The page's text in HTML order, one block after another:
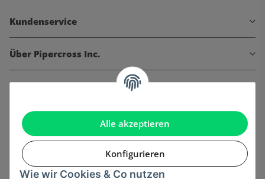
Alle akzeptieren
Konfigurieren
Wie wir Cookies & Co nutzen
Kundenservice
Über Pipercross Inc.
Informationen
Gesetzliche Informationen